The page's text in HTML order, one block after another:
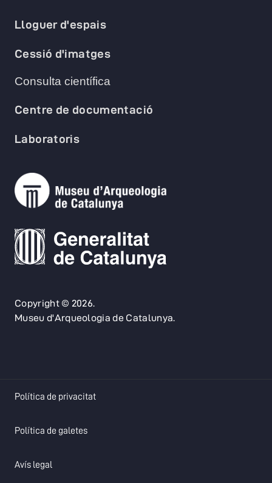
Copyright © 2026.
Museu d'Arqueologia de Catalunya.
Lloguer d'espais
Cessió d'imatges
Consulta científica
Centre de documentació
Laboratoris
Política de privacitatopens in a new tab
Política de galetesopens in a new tab
Avís legal